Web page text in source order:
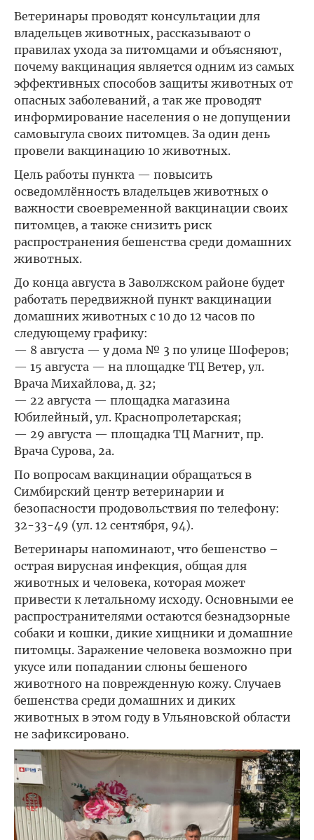
Ветеринары проводят консультации для
владельцев животных, рассказывают о
правилах ухода за питомцами и объясняют,
почему вакцинация является одним из самых
эффективных способов защиты животных от
опасных заболеваний, а так же проводят
информирование населения о не допущении
самовыгула своих питомцев. За один день
провели вакцинацию 10 животных.
Цель работы пункта — повысить
осведомлённость владельцев животных о
важности своевременной вакцинации своих
питомцев, а также снизить риск
распространения бешенства среди домашних
животных.
До конца августа в Заволжском районе будет
работать передвижной пункт вакцинации
домашних животных с 10 до 12 часов по
следующему графику:
— 8 августа — у дома № 3 по улице Шоферов;
— 15 августа — на площадке ТЦ Ветер, ул.
Врача Михайлова, д. 32;
— 22 августа — площадка магазина
Юбилейный, ул. Краснопролетарская;
— 29 августа — площадка ТЦ Магнит, пр.
Врача Сурова, 2а.
По вопросам вакцинации обращаться в
Симбирский центр ветеринарии и
безопасности продовольствия по телефону:
32-33-49 (ул. 12 сентября, 94).
Ветеринары напоминают, что бешенство –
острая вирусная инфекция, общая для
животных и человека, которая может
привести к летальному исходу. Основными ее
распространителями остаются безнадзорные
собаки и кошки, дикие хищники и домашние
питомцы. Заражение человека возможно при
укусе или попадании слюны бешеного
животного на поврежденную кожу. Случаев
бешенства среди домашних и диких
животных в этом году в Ульяновской области
не зафиксировано.